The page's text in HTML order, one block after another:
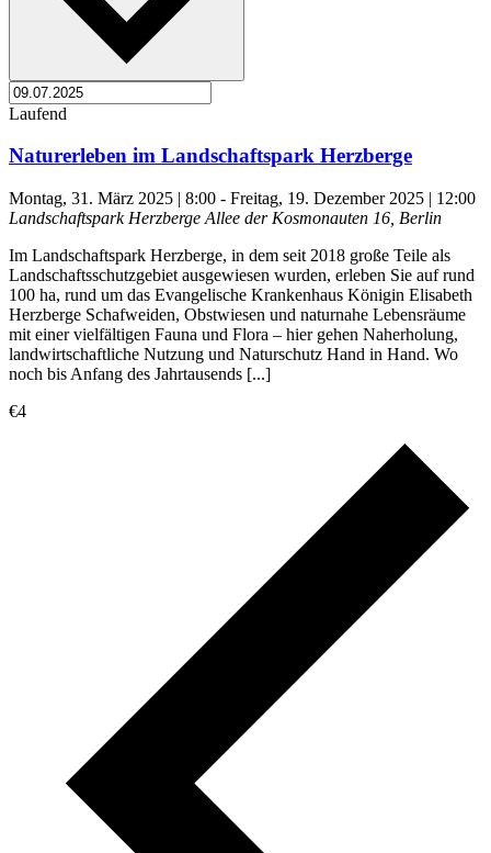
Laufend
Naturerleben im Landschaftspark Herzberge
Montag, 31. März 2025 | 8:00 - Freitag, 19. Dezember 2025 | 12:00
Landschaftspark Herzberge Allee der Kosmonauten 16, Berlin
Im Landschaftspark Herzberge, in dem seit 2018 große Teile als
Landschaftsschutzgebiet ausgewiesen wurden, erleben Sie auf rund
100 ha, rund um das Evangelische Krankenhaus Königin Elisabeth
Herzberge Schafweiden, Obstwiesen und naturnahe Lebensräume
mit einer vielfältigen Fauna und Flora – hier gehen Naherholung,
landwirtschaftliche Nutzung und Naturschutz Hand in Hand. Wo
noch bis Anfang des Jahrtausends [...]
€4